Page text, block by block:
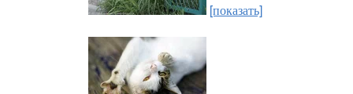
[показать]